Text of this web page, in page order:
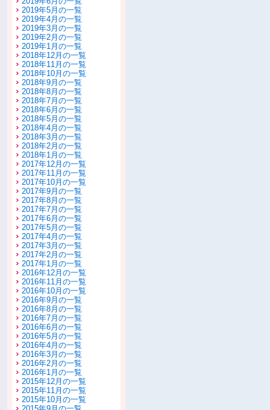
2019年5月の一覧
2019年4月の一覧
2019年3月の一覧
2019年2月の一覧
2019年1月の一覧
2018年12月の一覧
2018年11月の一覧
2018年10月の一覧
2018年9月の一覧
2018年8月の一覧
2018年7月の一覧
2018年6月の一覧
2018年5月の一覧
2018年4月の一覧
2018年3月の一覧
2018年2月の一覧
2018年1月の一覧
2017年12月の一覧
2017年11月の一覧
2017年10月の一覧
2017年9月の一覧
2017年8月の一覧
2017年7月の一覧
2017年6月の一覧
2017年5月の一覧
2017年4月の一覧
2017年3月の一覧
2017年2月の一覧
2017年1月の一覧
2016年12月の一覧
2016年11月の一覧
2016年10月の一覧
2016年9月の一覧
2016年8月の一覧
2016年7月の一覧
2016年6月の一覧
2016年5月の一覧
2016年4月の一覧
2016年3月の一覧
2016年2月の一覧
2016年1月の一覧
2015年12月の一覧
2015年11月の一覧
2015年10月の一覧